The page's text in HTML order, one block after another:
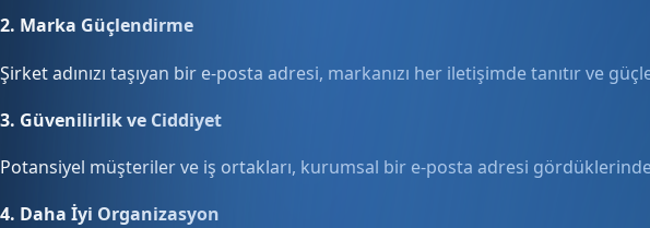
2. Marka Güçlendirme
Şirket adınızı taşıyan bir e-posta adresi, markanızı her iletişimde tanıtır ve
3. Güvenilirlik ve Ciddiyet
Potansiyel müşteriler ve iş ortakları, kurumsal bir e-posta adresi
4. Daha İyi Organizasyon